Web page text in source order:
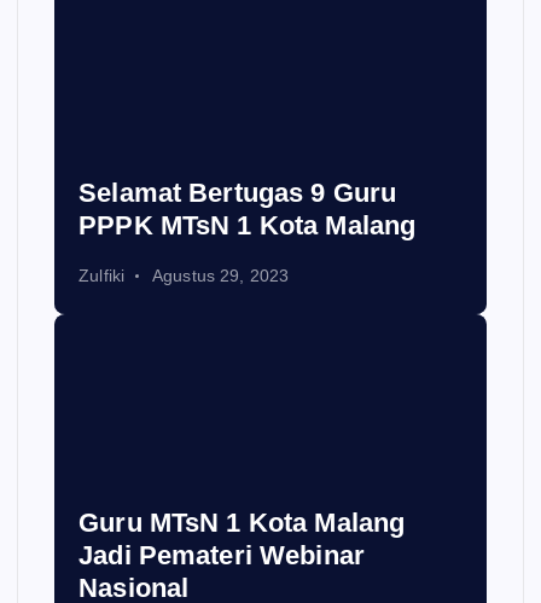
Selamat Bertugas 9 Guru
PPPK MTsN 1 Kota Malang
Zulfiki Agustus 29, 2023
Guru MTsN 1 Kota Malang
Jadi Pemateri Webinar
Nasional